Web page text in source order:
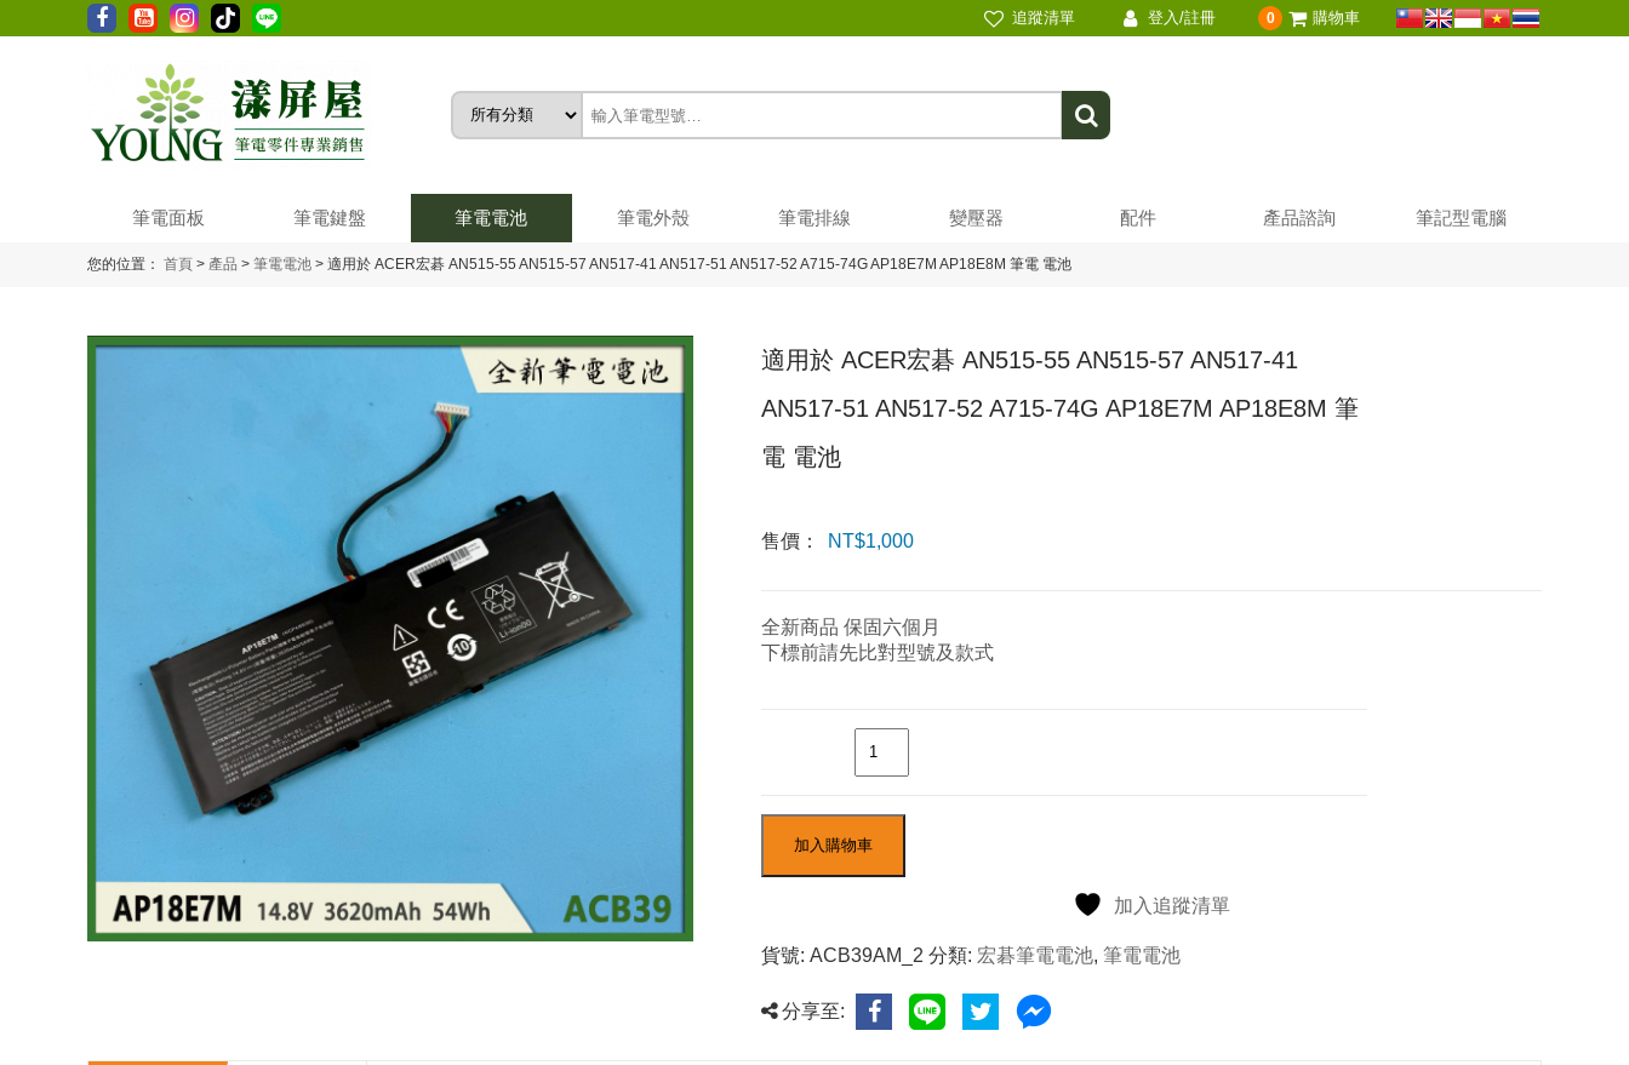
追蹤清單 登入/註冊 0 購物車
筆電面板 筆電鍵盤 筆電電池 筆電外殼 筆電排線 變壓器 配件 產品諮詢 筆記型電腦
您的位置： 首頁 > 產品 > 筆電電池 > 適用於 ACER宏碁 AN515-55 AN515-57 AN517-41 AN517-51 AN517-52 A715-74G AP18E7M AP18E8M 筆電 電池
適用於 ACER宏碁 AN515-55 AN515-57 AN517-41
AN517-51 AN517-52 A715-74G AP18E7M AP18E8M 筆
電 電池
售價： NT$1,000
全新商品 保固六個月
下標前請先比對型號及款式
加入購物車
加入追蹤清單
貨號:ACB39AM_2 分類: 宏碁筆電電池,筆電電池
分享至: